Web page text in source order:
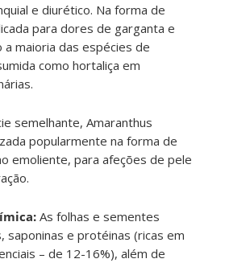
e diurético. Na forma de
para dores de garganta e
a maioria das espécies de
como hortaliça em
semelhante, Amaranthus
popularmente na forma de
emoliente, para afeções de pele
As folhas e sementes
saponinas e protéinas (ricas em
– de 12-16%), além de